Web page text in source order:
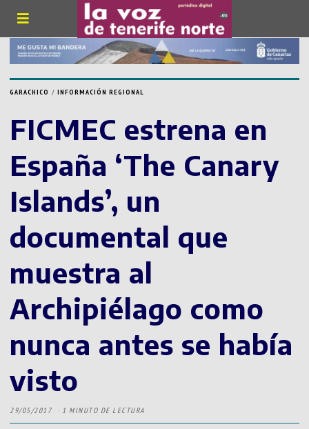
GARACHICO / INFORMACIÓN REGIONAL
FICMEC estrena en
España ‘The Canary
Islands’, un
documental que
muestra al
Archipiélago como
nunca antes se había
visto
29/05/2017 1 MINUTO DE LECTURA